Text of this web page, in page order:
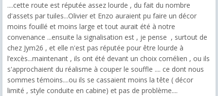
....cette route est réputée assez lourde , du fait du nombre
d'assets par tuiles...Olivier et Enzo auraient pu faire un décor
moins fouillé et moins large et tout aurait été à notre
convenance ...ensuite la signalisation est , je pense , surtout de
chez Jym26 , et elle n'est pas réputée pour être lourde à
l’excès...maintenant , ils ont été devant un choix cornélien , ou ils
s'approchaient du réalisme à couper le souffle .... ce dont nous
sommes témoins....ou ils se cassaient moins la tête ( décor
limité , style conduite en cabine) et pas de problème....